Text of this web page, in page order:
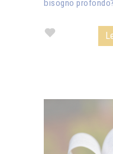
bisogno profondo?